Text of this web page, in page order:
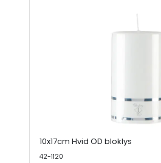
10x17cm Hvid OD bloklys
42-1120